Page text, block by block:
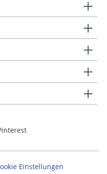
Einstellungen